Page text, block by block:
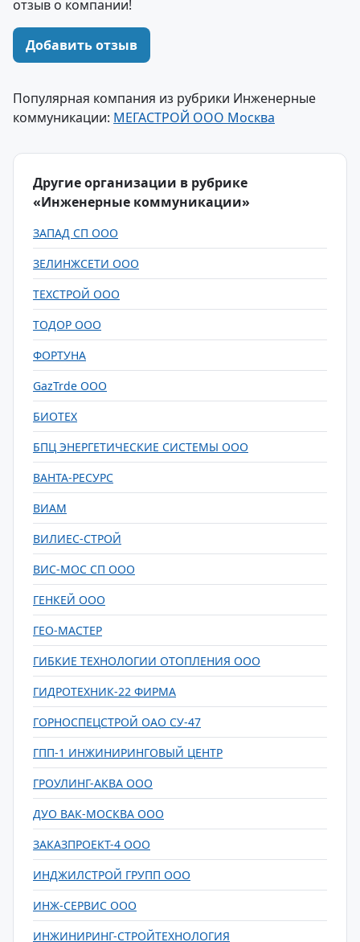
отзыв о компании!
Добавить отзыв
Популярная компания из рубрики Инженерные
коммуникации: МЕГАСТРОЙ ООО Москва
Другие организации в рубрике
«Инженерные коммуникации»
ЗАПАД СП ООО
ЗЕЛИНЖСЕТИ ООО
ТЕХСТРОЙ ООО
ТОДОР ООО
ФОРТУНА
GazTrde ООО
БИОТЕХ
БПЦ ЭНЕРГЕТИЧЕСКИЕ СИСТЕМЫ ООО
ВАНТА-РЕСУРС
ВИАМ
ВИЛИЕС-СТРОЙ
ВИС-МОС СП ООО
ГЕНКЕЙ ООО
ГЕО-МАСТЕР
ГИБКИЕ ТЕХНОЛОГИИ ОТОПЛЕНИЯ ООО
ГИДРОТЕХНИК-22 ФИРМА
ГОРНОСПЕЦСТРОЙ ОАО СУ-47
ГПП-1 ИНЖИНИРИНГОВЫЙ ЦЕНТР
ГРОУЛИНГ-АКВА ООО
ДУО ВАК-МОСКВА ООО
ЗАКАЗПРОЕКТ-4 ООО
ИНДЖИЛСТРОЙ ГРУПП ООО
ИНЖ-СЕРВИС ООО
ИНЖИНИРИНГ-СТРОЙТЕХНОЛОГИЯ